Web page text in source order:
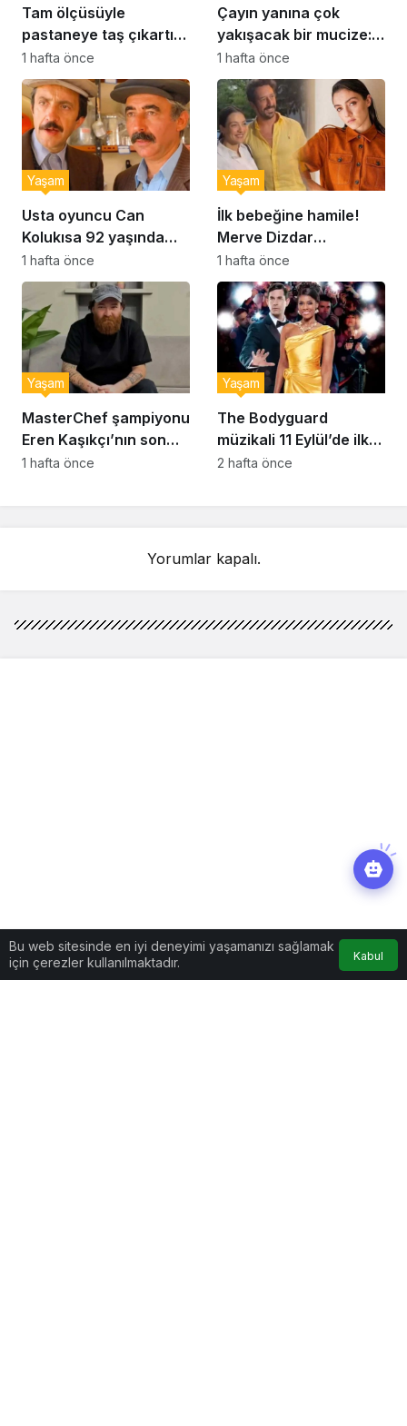
Tam ölçüsüyle
pastaneye taş çıkartır:
Şekerpare tarifi
1 hafta önce
Çayın yanına çok
yakışacak bir mucize:
Brownie tadında ıslak
kurabiye tarifi…
1 hafta önce
Usta oyuncu Can
Kolukısa 92 yaşında
hayatını kaybetti
Yaşam
1 hafta önce
İlk bebeğine hamile!
Merve Dizdar
sessizliğini bozdu: ‘İsim
bulmak çok zor’
Yaşam
1 hafta önce
MasterChef şampiyonu
Eren Kaşıkçı’nın son
anlarındaki kahreden
Yaşam
1 hafta önce
The Bodyguard
müzikali 11 Eylül’de ilk
kez Türkiye’de
Yaşam
2 hafta önce
Yorumlar kapalı.
Bu web sitesinde en iyi deneyimi yaşamanızı sağlamak
için çerezler kullanılmaktadır.
Kabul